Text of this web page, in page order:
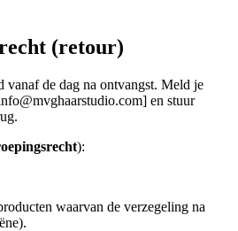
(retour)
vanaf de dag na ontvangst. Meld je
en stuur
):
waarvan de verzegeling na